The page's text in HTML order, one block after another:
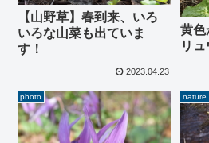
【山野草】春到来、いろ
いろな山菜も出ていま
す！
2023.04.23
黄
リ
photo nature